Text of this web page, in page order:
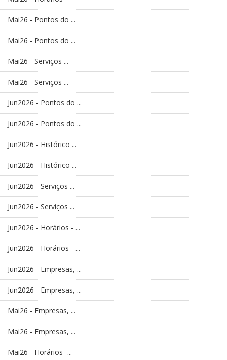
Mai26 - Pontos do ...
Mai26 - Pontos do ...
Mai26 - Serviços ...
Mai26 - Serviços ...
Jun2026 - Pontos do ...
Jun2026 - Pontos do ...
Jun2026 - Histórico ...
Jun2026 - Histórico ...
Jun2026 - Serviços ...
Jun2026 - Serviços ...
Jun2026 - Horários - ...
Jun2026 - Horários - ...
Jun2026 - Empresas, ...
Jun2026 - Empresas, ...
Mai26 - Empresas, ...
Mai26 - Empresas, ...
Mai26 - Horários- ...